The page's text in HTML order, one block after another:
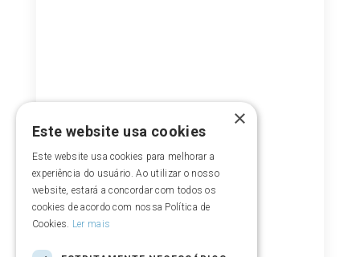
×
Este website usa cookies
Este website usa cookies para melhorar a
experiência do usuário. Ao utilizar o nosso
website, estará a concordar com todos os
cookies de acordo com nossa Política de
Cookies. Ler mais